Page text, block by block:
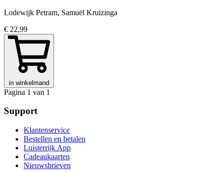
Lodewijk Petram, Samuël Kruizinga
€ 22,99
in winkelmand
Pagina 1 van 1
Support
Klantenservice
Bestellen en betalen
Luisterrijk App
Cadeaukaarten
Nieuwsbrieven